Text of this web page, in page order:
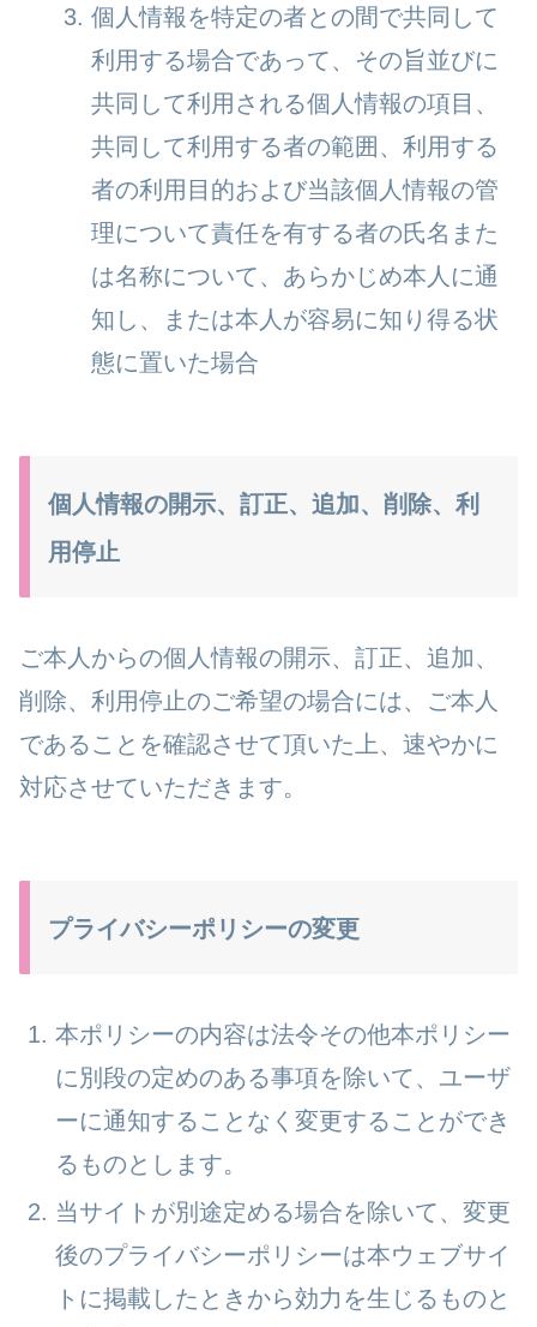
個人情報を特定の者との間で共同して
利用する場合であって、その旨並びに
共同して利用される個人情報の項目、
共同して利用する者の範囲、利用する
者の利用目的および当該個人情報の管
理について責任を有する者の氏名また
は名称について、あらかじめ本人に通
知し、または本人が容易に知り得る状
態に置いた場合
個人情報の開示、訂正、追加、削除、利
用停止
ご本人からの個人情報の開示、訂正、追加、
削除、利用停止のご希望の場合には、ご本人
であることを確認させて頂いた上、速やかに
対応させていただきます。
プライバシーポリシーの変更
本ポリシーの内容は法令その他本ポリシー
に別段の定めのある事項を除いて、ユーザ
ーに通知することなく変更することができ
るものとします。
当サイトが別途定める場合を除いて、変更
後のプライバシーポリシーは本ウェブサイ
トに掲載したときから効力を生じるものと